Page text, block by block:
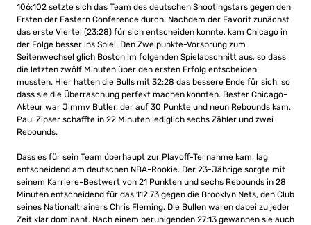
106:102 setzte sich das Team des deutschen Shootingstars gegen den
Ersten der Eastern Conference durch. Nachdem der Favorit zunächst
das erste Viertel (23:28) für sich entscheiden konnte, kam Chicago in
der Folge besser ins Spiel. Den Zweipunkte-Vorsprung zum
Seitenwechsel glich Boston im folgenden Spielabschnitt aus, so dass
die letzten zwölf Minuten über den ersten Erfolg entscheiden
mussten. Hier hatten die Bulls mit 32:28 das bessere Ende für sich, so
dass sie die Überraschung perfekt machen konnten. Bester Chicago-
Akteur war Jimmy Butler, der auf 30 Punkte und neun Rebounds kam.
Paul Zipser schaffte in 22 Minuten lediglich sechs Zähler und zwei
Rebounds.
Dass es für sein Team überhaupt zur Playoff-Teilnahme kam, lag
entscheidend am deutschen NBA-Rookie. Der 23-Jährige sorgte mit
seinem Karriere-Bestwert von 21 Punkten und sechs Rebounds in 28
Minuten entscheidend für das 112:73 gegen die Brooklyn Nets, den Club
seines Nationaltrainers Chris Fleming. Die Bullen waren dabei zu jeder
Zeit klar dominant. Nach einem beruhigenden 27:13 gewannen sie auch